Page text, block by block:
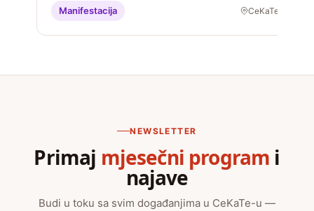
Manifestacija CeKaTe
NEWSLETTER
Primaj mjesečni program i
najave
Budi u toku sa svim događanjima u CeKaTe-u —